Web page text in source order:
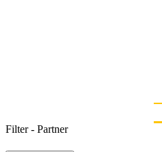
Filter - Partner